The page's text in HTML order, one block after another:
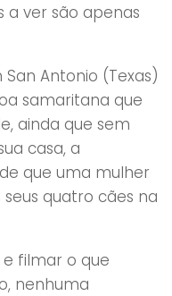
a ver são apenas
Antonio (Texas)
samaritana que
ainda que sem
casa, a
que uma mulher
quatro cães na
filmar o que
nenhuma